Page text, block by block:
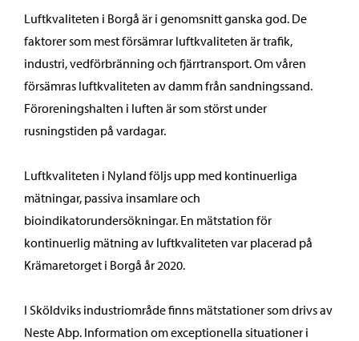
Luftkvaliteten i Borgå är i genomsnitt ganska god. De
faktorer som mest försämrar luftkvaliteten är trafik,
industri, vedförbränning och fjärrtransport. Om våren
försämras luftkvaliteten av damm från sandningssand.
Föroreningshalten i luften är som störst under
rusningstiden på vardagar.
Luftkvaliteten i Nyland följs upp med kontinuerliga
mätningar, passiva insamlare och
bioindikatorundersökningar. En mätstation för
kontinuerlig mätning av luftkvaliteten var placerad på
Krämaretorget i Borgå år 2020.
I Sköldviks industriområde finns mätstationer som drivs av
Neste Abp. Information om exceptionella situationer i